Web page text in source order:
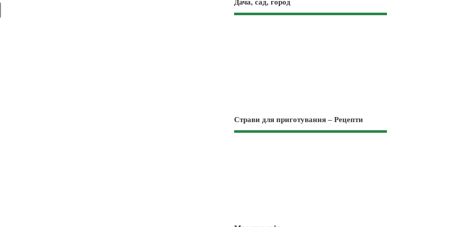
Дача, сад, город
Страви для приготування – Рецепти